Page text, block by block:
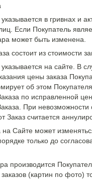
в гривнах и
Если Покупатель
может быть изменена.
состоит из стоимости
на сайте. В
цены заказа
об этом
по исправленной
При невозможности
Заказ считается
Сайте может
только до
производится
(картин по фото)